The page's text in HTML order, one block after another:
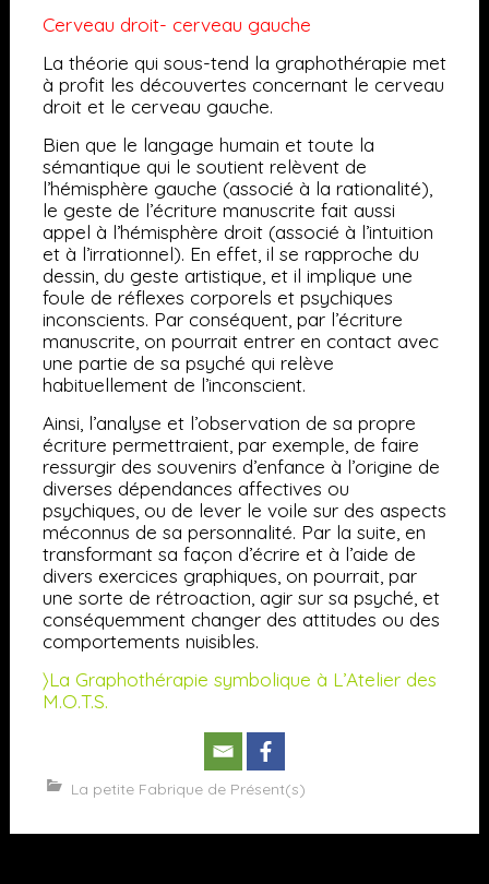
Cerveau droit- cerveau gauche
La théorie qui sous-tend la graphothérapie met
à profit les découvertes concernant le cerveau
droit et le cerveau gauche.
Bien que le langage humain et toute la
sémantique qui le soutient relèvent de
l’hémisphère gauche (associé à la rationalité),
le geste de l’écriture manuscrite fait aussi
appel à l’hémisphère droit (associé à l’intuition
et à l’irrationnel). En effet, il se rapproche du
dessin, du geste artistique, et il implique une
foule de réflexes corporels et psychiques
inconscients. Par conséquent, par l’écriture
manuscrite, on pourrait entrer en contact avec
une partie de sa psyché qui relève
habituellement de l’inconscient.
Ainsi, l’analyse et l’observation de sa propre
écriture permettraient, par exemple, de faire
ressurgir des souvenirs d’enfance à l’origine de
diverses dépendances affectives ou
psychiques, ou de lever le voile sur des aspects
méconnus de sa personnalité. Par la suite, en
transformant sa façon d’écrire et à l’aide de
divers exercices graphiques, on pourrait, par
une sorte de rétroaction, agir sur sa psyché, et
conséquemment changer des attitudes ou des
comportements nuisibles.
〉La Graphothérapie symbolique à L’Atelier des
M.O.T.S.
La petite Fabrique de Présent(s)